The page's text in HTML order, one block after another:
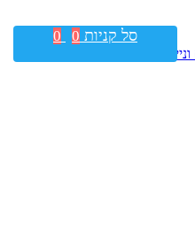
סל קניות 0
0